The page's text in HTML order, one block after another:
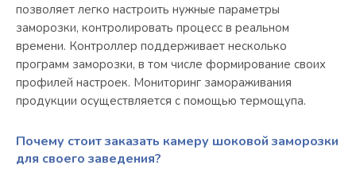
позволяет легко настроить нужные параметры
заморозки, контролировать процесс в реальном
времени. Контроллер поддерживает несколько
программ заморозки, в том числе формирование своих
профилей настроек. Мониторинг замораживания
продукции осуществляется с помощью термощупа.
Почему стоит заказать камеру шоковой заморозки
для своего заведения?